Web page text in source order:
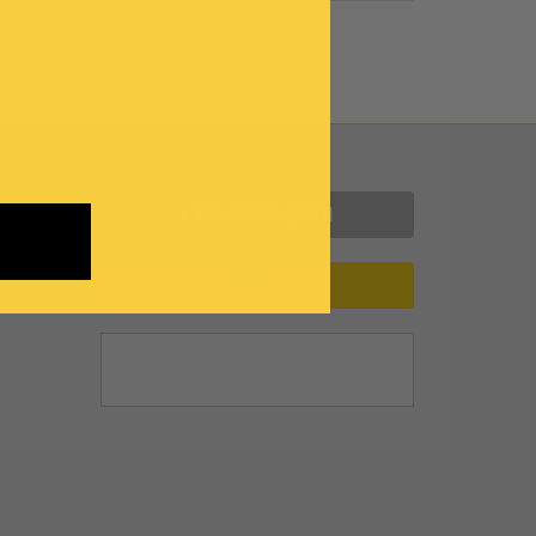
INFORMAZIONI